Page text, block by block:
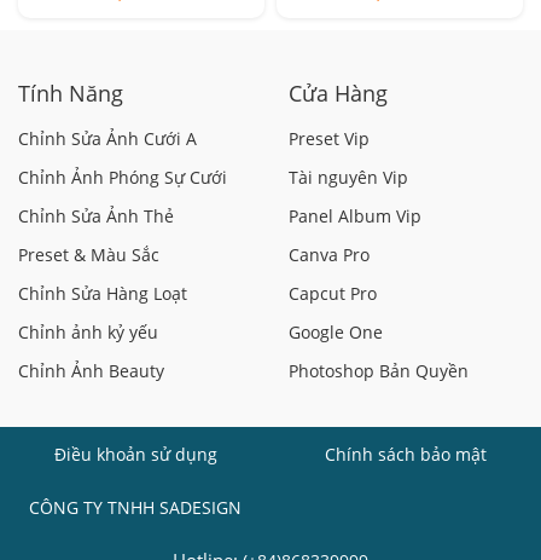
Tính Năng
Chỉnh Sửa Ảnh Cưới A
Chỉnh Ảnh Phóng Sự Cưới
Chỉnh Sửa Ảnh Thẻ
Preset & Màu Sắc
Chỉnh Sửa Hàng Loạt
Chỉnh ảnh kỷ yếu
Chỉnh Ảnh Beauty
Cửa Hàng
Preset Vip
Tài nguyên Vip
Panel Album Vip
Canva Pro
Capcut Pro
Google One
Photoshop Bản Quyền
Điều khoản sử dụng Chính sách bảo mật
CÔNG TY TNHH SADESIGN